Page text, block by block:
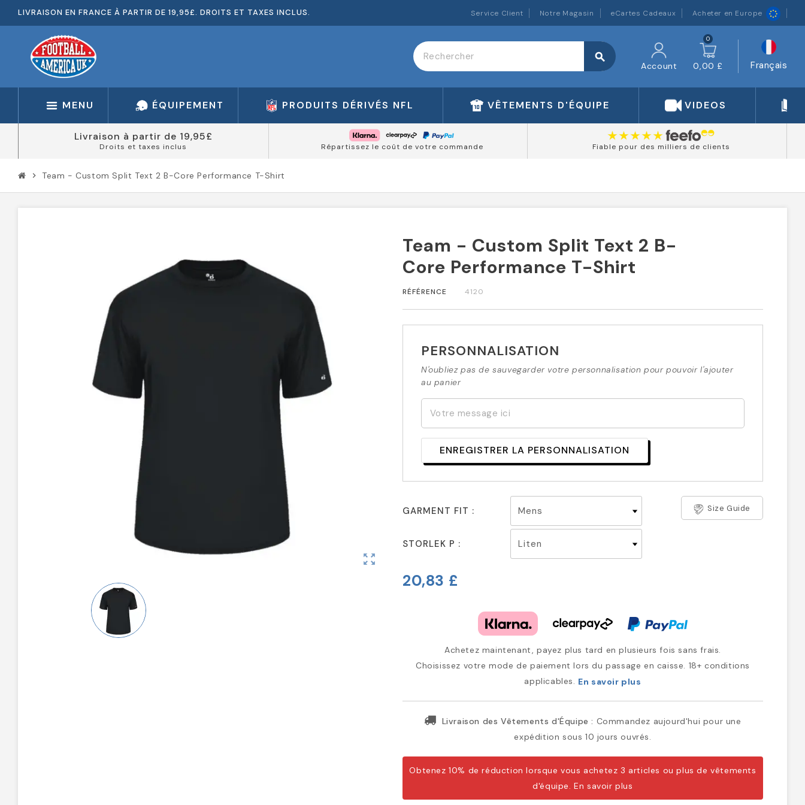
LIVRAISON EN FRANCE À PARTIR DE 19,95£. DROITS ET TAXES INCLUS. Service Client Notre Magasin eCartes Cadeaux Acheter en Europe
search
Account
0
0,00 £ Français
MENU ÉQUIPEMENT PRODUITS DÉRIVÉS NFL VÊTEMENTS D'ÉQUIPE VIDEOS
Livraison à partir de 19,95£
Droits et taxes inclus Répartissez le coût de votre commande Fiable pour des milliers de clients
chevron_right Team - Custom Split Text 2 B-Core Performance T-Shirt
zoom_out_map
Team - Custom Split Text 2 B-
Core Performance T-Shirt
RÉFÉRENCE 4120
PERSONNALISATION
N'oubliez pas de sauvegarder votre personnalisation pour pouvoir l'ajouter
au panier
ENREGISTRER LA PERSONNALISATION
GARMENT FIT : Size Guide
STORLEK P :
20,83 £
Achetez maintenant, payez plus tard en plusieurs fois sans frais.
Choisissez votre mode de paiement lors du passage en caisse. 18+ conditions
applicables. En savoir plus
Livraison des Vêtements d'Équipe : Commandez aujourd'hui pour une
expédition sous 10 jours ouvrés.
Obtenez 10% de réduction lorsque vous achetez 3 articles ou plus de vêtements
d'équipe.En savoir plus